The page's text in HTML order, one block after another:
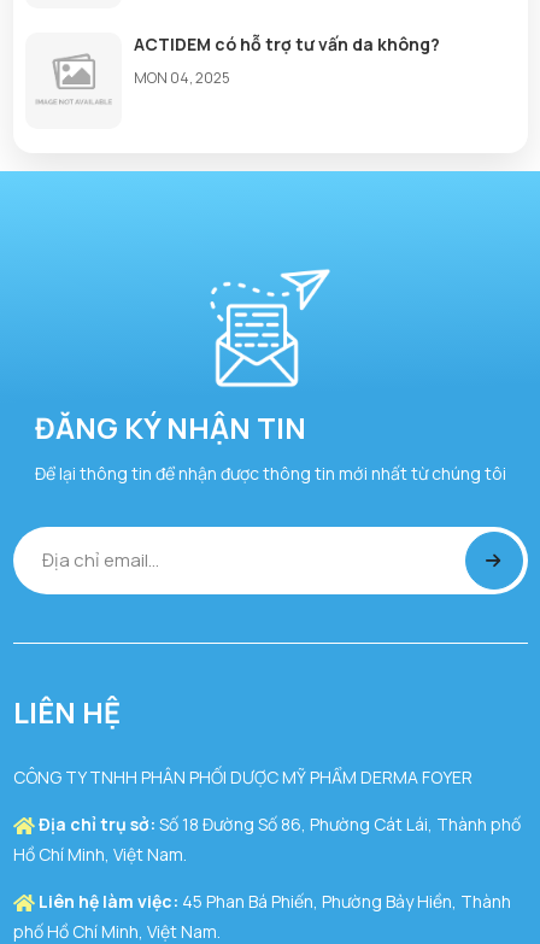
ACTIDEM có hỗ trợ tư vấn da không?
MON 04, 2025
ĐĂNG KÝ NHẬN TIN
Để lại thông tin để nhận được thông tin mới nhất từ chúng tôi
LIÊN HỆ
CÔNG TY TNHH PHÂN PHỐI DƯỢC MỸ PHẨM DERMA FOYER
Địa chỉ trụ sở: Số 18 Đường Số 86, Phường Cát Lái, Thành phố
Hồ Chí Minh, Việt Nam.
Liên hệ làm việc: 45 Phan Bá Phiến, Phường Bảy Hiền, Thành
phố Hồ Chí Minh, Việt Nam.